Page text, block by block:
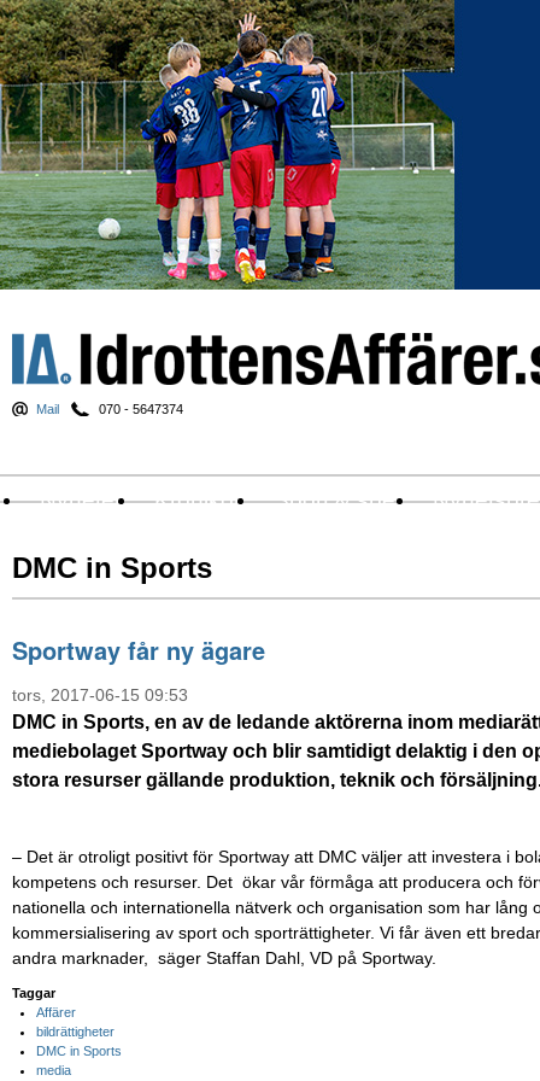
Mail 070 - 5647374
Nyheter Krönikor Sport & spel
DMC in Sports
Sportway får ny ägare
tors, 2017-06-15 09:53
DMC in Sports, en av de ledande aktörerna inom
mediebolaget Sportway och blir samtidigt delaktig i den
stora resurser gällande produktion, teknik och
– Det är otroligt positivt för Sportway att DMC väljer att investera i
kompetens och resurser. Det ökar vår förmåga att producera och
nationella och internationella nätverk och organisation som har
kommersialisering av sport och sporträttigheter. Vi får även ett
andra marknader, säger Staffan Dahl, VD på Sportway.
Taggar
Affärer
bildrättigheter
DMC in Sports
media